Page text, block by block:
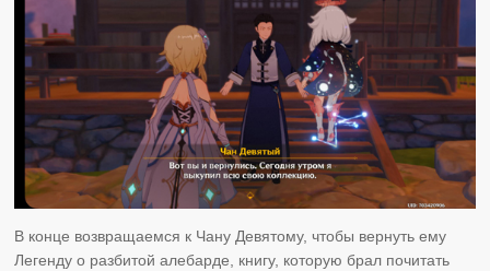
В конце возвращаемся к Чану Девятому, чтобы вернуть ему
Легенду о разбитой алебарде, книгу, которую брал почитать